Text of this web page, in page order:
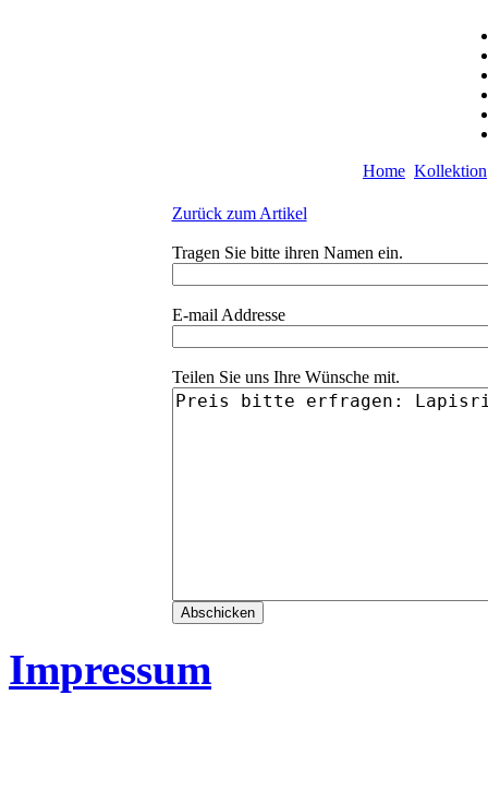
Home Kollektion
Zurück zum Artikel
Tragen Sie bitte ihren Namen ein.
E-mail Addresse
Teilen Sie uns Ihre Wünsche mit.
Impressum